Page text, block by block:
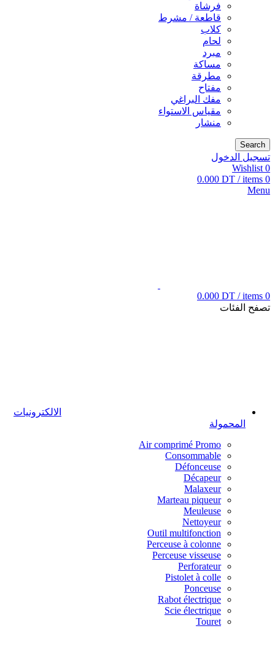
فرشاة
قاطعة / مشرط
كلاب
لحام
مبرد
مساكة
مطرقة
مفتاح
مفك البراغي
مقياس الاستواء
منشار
Search
تسجيل الدخول
0
Wishlist
0
items
/
0.000 DT
Menu
0
items
/
0.000 DT
تصفح الفئات
الالكترونيات
المحمولة
Air comprimé Promo
Consommable
Défonceuse
Décapeur
Malaxeur
Marteau piqueur
Meuleuse
Nettoyeur
Outil multifonction
Perceuse à colonne
Perceuse visseuse
Perforateur
Pistolet à colle
Ponceuse
Rabot électrique
Scie électrique
Touret